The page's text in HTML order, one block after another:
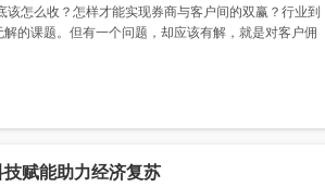
怎么收？怎样才能实现券商与客户间的双赢？行业到
的课题。但有一个问题，却应该有解，就是对客户佣
赋能助力经济复苏